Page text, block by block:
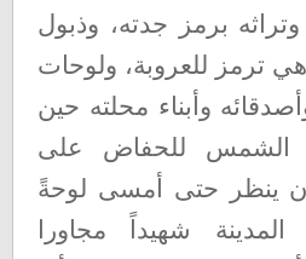
وتراثه برمز جدته، وذبول
ترمز للعروبة، ولوحات
وأبناء محلته حين
للحفاض على
أن ينظر حتى أمسى لوحةً
شهيداً مجاورا